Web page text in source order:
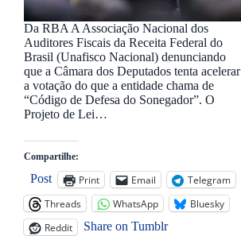
Da RBA A Associação Nacional dos
Auditores Fiscais da Receita Federal do
Brasil (Unafisco Nacional) denunciando
que a Câmara dos Deputados tenta acelerar
a votação do que a entidade chama de
“Código de Defesa do Sonegador”. O
Projeto de Lei…
Compartilhe:
Post Print Email
Telegram
Threads
WhatsApp
Bluesky
Reddit
Share on Tumblr